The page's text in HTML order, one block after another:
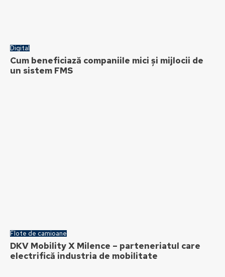
Digital
Cum beneficiază companiile mici și mijlocii de
un sistem FMS
Flote de camioane
DKV Mobility X Milence – parteneriatul care
electrifică industria de mobilitate